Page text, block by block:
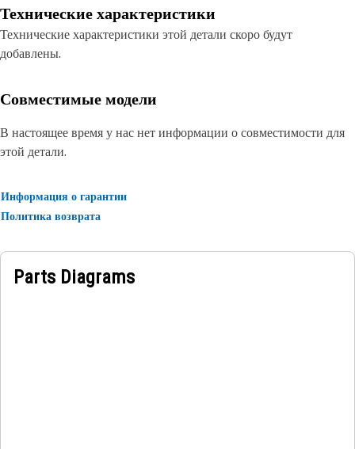
Технические характеристики
Технические характеристики этой детали скоро будут
добавлены.
Совместимые модели
В настоящее время у нас нет информации о совместимости для
этой детали.
Информация о гарантии
Политика возврата
Parts Diagrams